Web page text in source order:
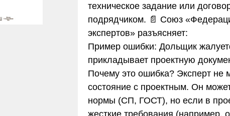
техническое задание или
подрядчиком. 📄 Союз
экспертов» разъясняет:
Пример ошибки: Дольщик
прикладывает проектную
Почему это ошибка? Эксперт не
состояние с проектным. Он
нормы (СП, ГОСТ), но если в
жесткие требования (например,